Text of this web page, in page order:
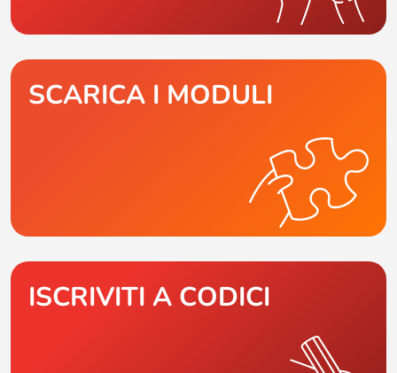
SCARICA I MODULI
ISCRIVITI A CODICI